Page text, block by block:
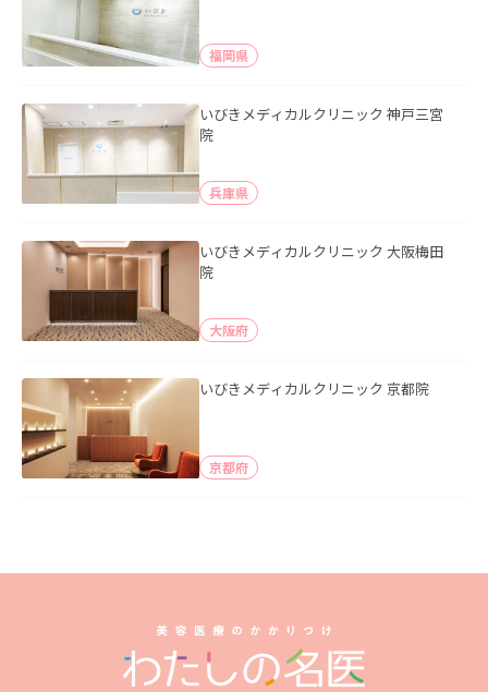
福岡県
いびきメディカルクリニック 神戸三宮
院
兵庫県
いびきメディカルクリニック 大阪梅田
院
大阪府
いびきメディカルクリニック 京都院
京都府